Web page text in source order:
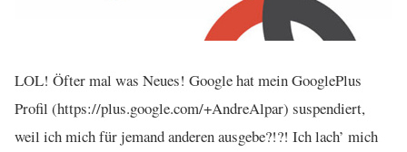
LOL! Öfter mal was Neues! Google hat mein GooglePlus
Profil (https://plus.google.com/+AndreAlpar) suspendiert,
weil ich mich für jemand anderen ausgebe?!?! Ich lach’ mich